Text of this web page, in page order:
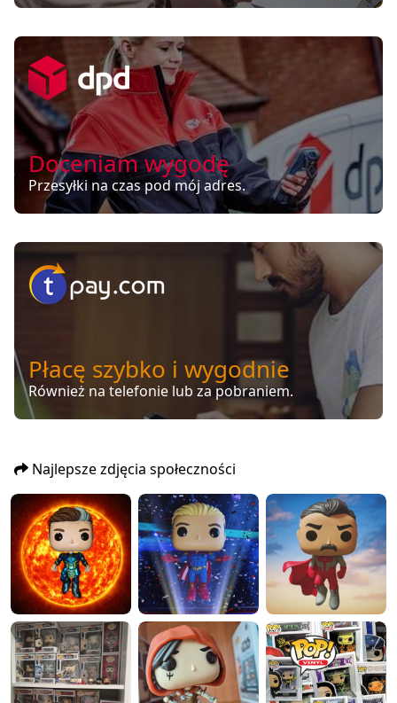
Doceniam wygodę
Przesyłki na czas pod mój adres.
Płacę szybko i wygodnie
Również na telefonie lub za pobraniem.
Najlepsze zdjęcia społeczności